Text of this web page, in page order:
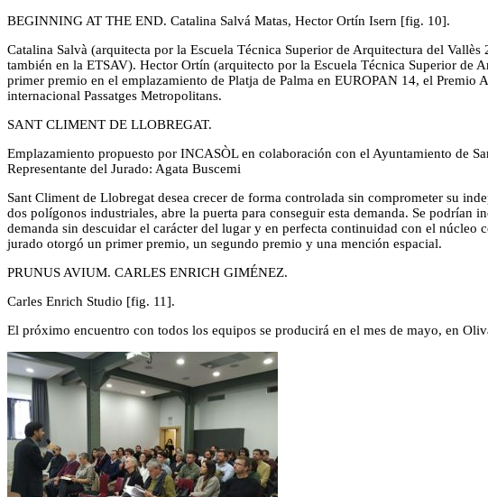
BEGINNING AT THE END. Catalina Salvá Matas, Hector Ortín Isern [fig. 10].
Catalina Salvà (arquitecta por la Escuela Técnica Superior de Arquitectura del
también en la ETSAV). Hector Ortín (arquitecto por la Escuela Técnica Superior de
primer premio en el emplazamiento de Platja de Palma en EUROPAN 14, el
internacional Passatges Metropolitans.
SANT CLIMENT DE LLOBREGAT.
Emplazamiento propuesto por INCASÒL en colaboración con el Ayuntamiento de
Representante del Jurado: Agata Buscemi
Sant Climent de Llobregat desea crecer de forma controlada sin comprometer su
dos polígonos industriales, abre la puerta para conseguir esta demanda. Se podrían
demanda sin descuidar el carácter del lugar y en perfecta continuidad con el
jurado otorgó un primer premio, un segundo premio y una mención espacial.
PRUNUS AVIUM. CARLES ENRICH GIMÉNEZ.
Carles Enrich Studio [fig. 11].
El próximo encuentro con todos los equipos se producirá en el mes de mayo, en